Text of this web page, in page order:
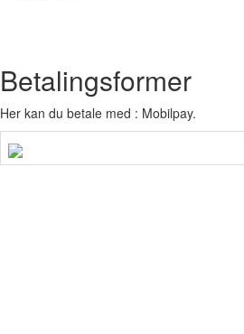
Betalingsformer
Her kan du betale med : Mobilpay.